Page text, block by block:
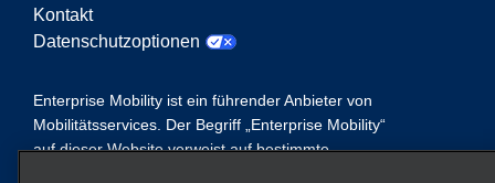
Kontakt
Datenschutzoptionen
Enterprise Mobility ist ein führender Anbieter von
Mobilitätsservices. Der Begriff „Enterprise Mobility“
auf dieser Website verweist auf bestimmte